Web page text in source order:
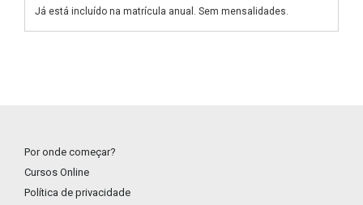
Já está incluído na matrícula anual. Sem mensalidades.
Por onde começar?
Cursos Online
Política de privacidade